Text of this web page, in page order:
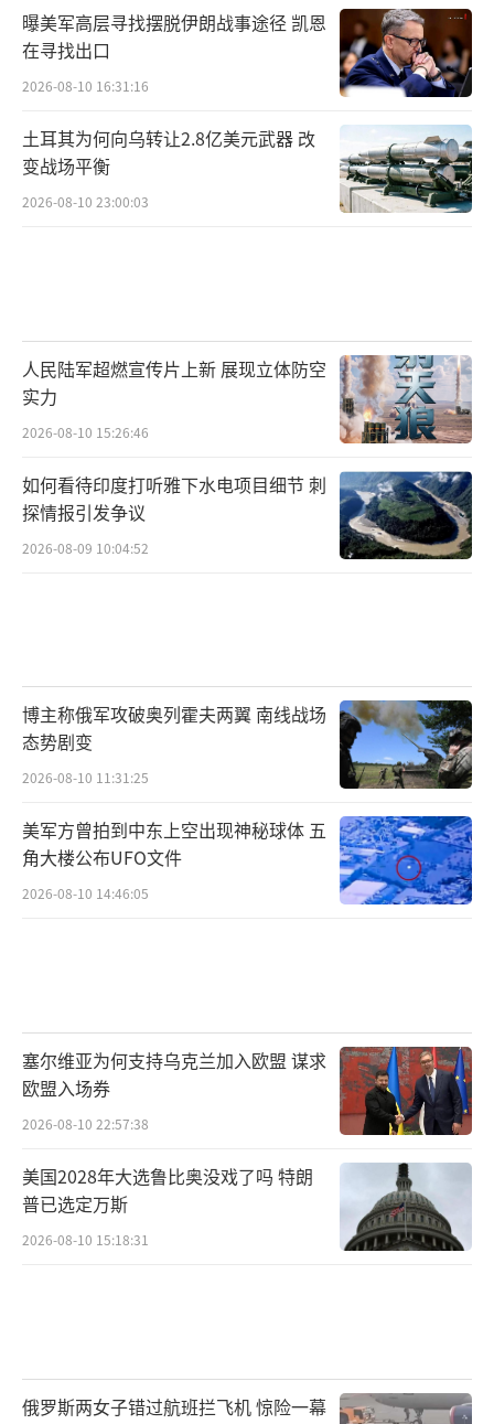
曝美军高层寻找摆脱伊朗战事途径 凯恩
在寻找出口
2026-08-10 16:31:16
土耳其为何向乌转让2.8亿美元武器 改
变战场平衡
2026-08-10 23:00:03
人民陆军超燃宣传片上新 展现立体防空
实力
2026-08-10 15:26:46
如何看待印度打听雅下水电项目细节 刺
探情报引发争议
2026-08-09 10:04:52
博主称俄军攻破奥列霍夫两翼 南线战场
态势剧变
2026-08-10 11:31:25
美军方曾拍到中东上空出现神秘球体 五
角大楼公布UFO文件
2026-08-10 14:46:05
塞尔维亚为何支持乌克兰加入欧盟 谋求
欧盟入场券
2026-08-10 22:57:38
美国2028年大选鲁比奥没戏了吗 特朗
普已选定万斯
2026-08-10 15:18:31
俄罗斯两女子错过航班拦飞机 惊险一幕